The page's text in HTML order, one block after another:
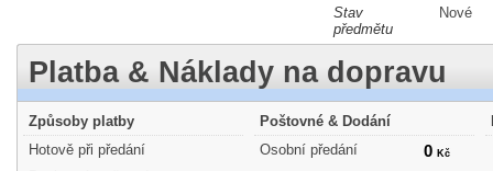
Stav
předmětu
Nové
Platba & Náklady na dopravu
Způsoby platby
Hotově při předání
Poštovné & Dodání
Osobní předání
0 Kč